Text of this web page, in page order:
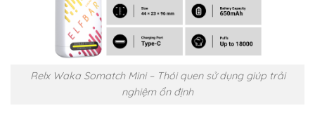
Relx Waka Somatch Mini – Thói quen sử dụng giúp trải
nghiệm ổn định